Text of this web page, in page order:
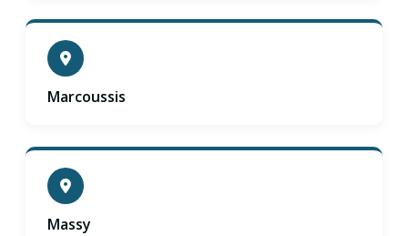
Marcoussis
Massy